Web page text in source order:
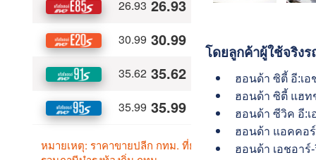
โดยลูกค้าผู้ใช้จริง
ฮอนด้า ซิตี้ อี:เอ
ฮอนด้า ซิตี้ แฮท
ฮอนด้า ซีวิค อี:เ
ฮอนด้า แอคคอ
ฮอนด้า เอชอาร์